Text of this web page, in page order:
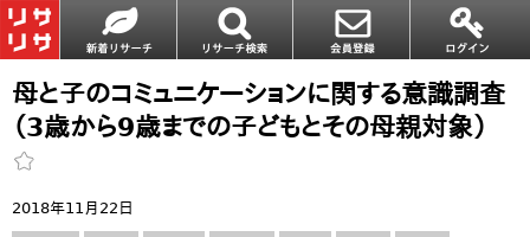
母と子のコミュニケーションに関する意識調査
（3歳から9歳までの子どもとその母親対象）
2018年11月22日